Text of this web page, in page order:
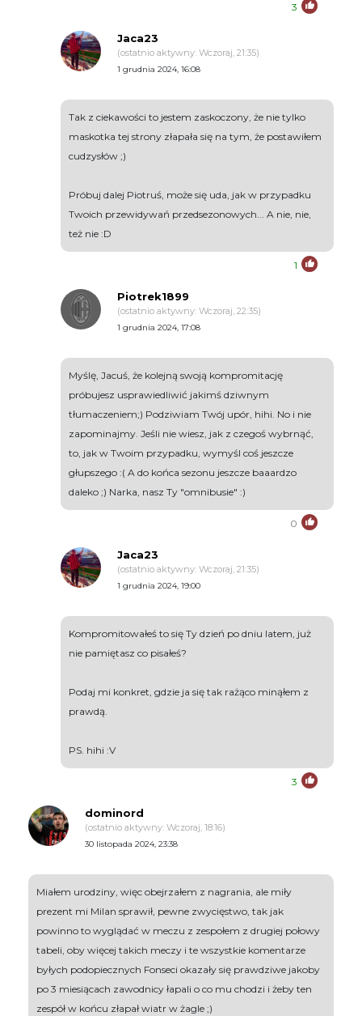
3
Jaca23
(ostatnio aktywny: Wczoraj, 21:35)
1 grudnia 2024, 16:08
Tak z ciekawości to jestem zaskoczony, że nie tylko
maskotka tej strony złapała się na tym, że postawiłem
cudzysłów ;)
Próbuj dalej Piotruś, może się uda, jak w przypadku
Twoich przewidywań przedsezonowych... A nie, nie,
też nie :D
1
Piotrek1899
(ostatnio aktywny: Wczoraj, 22:35)
1 grudnia 2024, 17:08
Myślę, Jacuś, że kolejną swoją kompromitację
próbujesz usprawiedliwić jakimś dziwnym
tłumaczeniem;) Podziwiam Twój upór, hihi. No i nie
zapominajmy. Jeśli nie wiesz, jak z czegoś wybrnąć,
to, jak w Twoim przypadku, wymyśl coś jeszcze
głupszego :( A do końca sezonu jeszcze baaardzo
daleko ;) Narka, nasz Ty "omnibusie" :)
0
Jaca23
(ostatnio aktywny: Wczoraj, 21:35)
1 grudnia 2024, 19:00
Kompromitowałeś to się Ty dzień po dniu latem, już
nie pamiętasz co pisałeś?
Podaj mi konkret, gdzie ja się tak rażąco minąłem z
prawdą.
PS. hihi :V
3
dominord
(ostatnio aktywny: Wczoraj, 18:16)
30 listopada 2024, 23:38
Miałem urodziny, więc obejrzałem z nagrania, ale miły
prezent mi Milan sprawił, pewne zwycięstwo, tak jak
powinno to wyglądać w meczu z zespołem z drugiej połowy
tabeli, oby więcej takich meczy i te wszystkie komentarze
byłych podopiecznych Fonseci okazały się prawdziwe jakoby
po 3 miesiącach zawodnicy łapali o co mu chodzi i żeby ten
zespół w końcu złapał wiatr w żagle ;)